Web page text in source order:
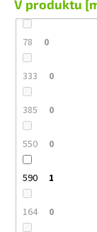
V produktu
78 0
333 0
385 0
550 0
590 1
164 0